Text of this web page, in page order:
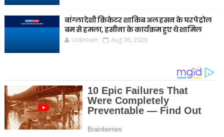
बांग्लादेशी क्रिकेटर शाकिब अल हसन के घर पेट्रोल
बम से हमला, हसीना के कार्यक्रम हुए थे शामिल
Unknown Aug 06, 2026